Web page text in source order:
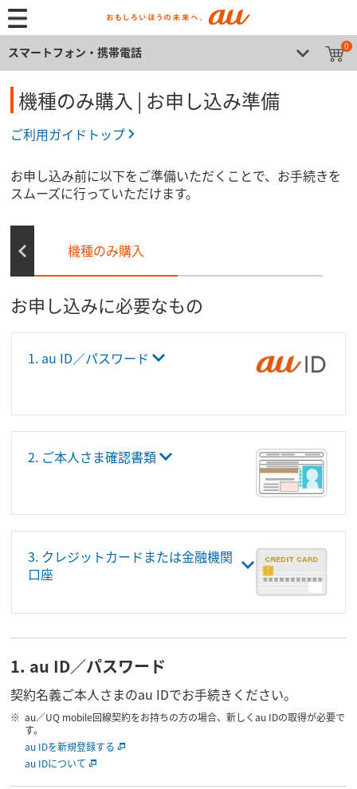
スマートフォン・携帯電話 0
機種のみ購入 | お申し込み準備
ご利用ガイドトップ
お申し込み前に以下をご準備いただくことで、お手続きを
スムーズに行っていただけます。
機種のみ購入
お申し込みに必要なもの
1. au ID／パスワード
2. ご本人さま確認書類
3. クレジットカードまたは金融機関
口座
1. au ID／パスワード
契約名義ご本人さまのau IDでお手続きください。
au／UQ mobile回線契約をお持ちの方の場合、新しくau IDの取得が必要で
す。
au IDを新規登録する
au IDについて